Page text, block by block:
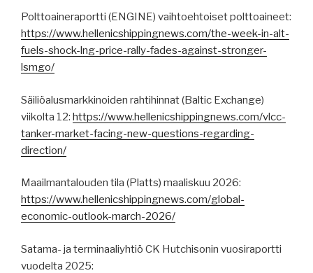
Polttoaineraportti (ENGINE) vaihtoehtoiset polttoaineet:
https://www.hellenicshippingnews.com/the-week-in-alt-
fuels-shock-lng-price-rally-fades-against-stronger-
lsmgo/
Säiliöalusmarkkinoiden rahtihinnat (Baltic Exchange)
viikolta 12: https://www.hellenicshippingnews.com/vlcc-
tanker-market-facing-new-questions-regarding-
direction/
Maailmantalouden tila (Platts) maaliskuu 2026:
https://www.hellenicshippingnews.com/global-
economic-outlook-march-2026/
Satama- ja terminaaliyhtiö CK Hutchisonin vuosiraportti
vuodelta 2025: